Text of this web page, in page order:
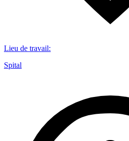
Lieu de travail:
Spital